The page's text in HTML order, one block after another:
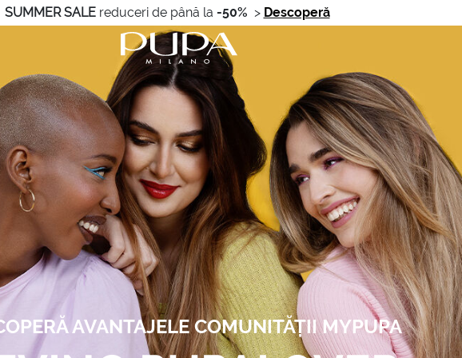
SUMMER SALEreduceri de până la -50% > Descoperă
AVANTAJELE COMUNITĂȚII MYPUPA